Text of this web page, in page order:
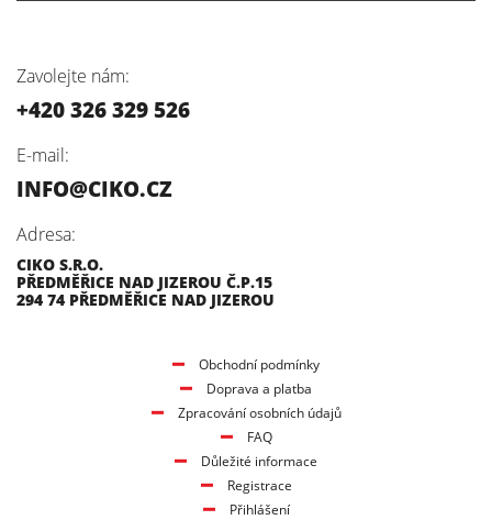
Zavolejte nám:
+420 326 329 526
E-mail:
INFO@CIKO.CZ
Adresa:
CIKO S.R.O.
PŘEDMĚŘICE NAD JIZEROU Č.P.15
294 74 PŘEDMĚŘICE NAD JIZEROU
Obchodní podmínky
Doprava a platba
Zpracování osobních údajů
FAQ
Důležité informace
Registrace
Přihlášení